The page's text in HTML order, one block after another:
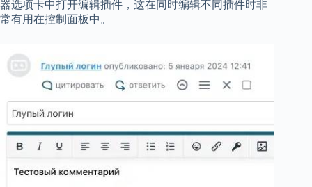
器选项卡中打开编辑插件，这在同时编辑不同插件时非
常有用在控制面板中。